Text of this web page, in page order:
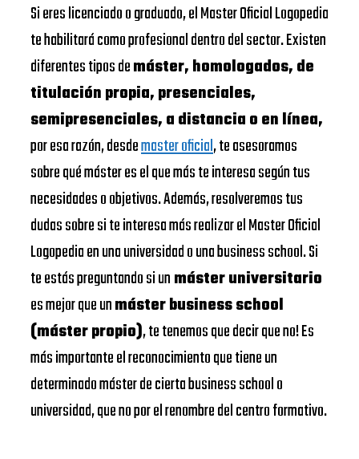
Si eres licenciado o graduado, el Master Oficial Logopedia
te habilitará como profesional dentro del sector. Existen
diferentes tipos demáster, homologados, de
titulación propia, presenciales,
semipresenciales, a distancia o en línea,
por esa razón, desdemaster oficial, te asesoramos
sobre qué máster es el que más te interesa según tus
necesidades o objetivos. Además, resolveremos tus
dudas sobre si te interesa más realizar el Master Oficial
Logopedia en una universidad o una business school. Si
te estás preguntando si unmáster universitario
es mejor que unmáster business school
(máster propio), te tenemos que decir que no! Es
más importante el reconocimiento que tiene un
determinado máster de cierta business school o
universidad, que no por el renombre del centro formativo.